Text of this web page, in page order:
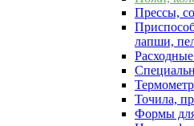
Прессы,
лапши,
Точила,
Формы для